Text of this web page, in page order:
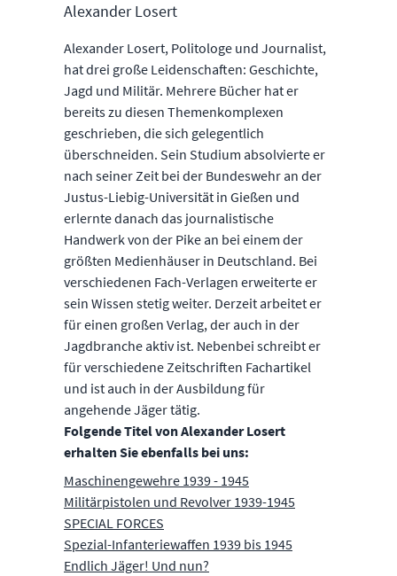
Alexander Losert
Alexander Losert, Politologe und Journalist,
hat drei große Leidenschaften: Geschichte,
Jagd und Militär. Mehrere Bücher hat er
bereits zu diesen Themenkomplexen
geschrieben, die sich gelegentlich
überschneiden. Sein Studium absolvierte er
nach seiner Zeit bei der Bundeswehr an der
Justus-Liebig-Universität in Gießen und
erlernte danach das journalistische
Handwerk von der Pike an bei einem der
größten Medienhäuser in Deutschland. Bei
verschiedenen Fach-Verlagen erweiterte er
sein Wissen stetig weiter. Derzeit arbeitet er
für einen großen Verlag, der auch in der
Jagdbranche aktiv ist. Nebenbei schreibt er
für verschiedene Zeitschriften Fachartikel
und ist auch in der Ausbildung für
angehende Jäger tätig.
Folgende Titel von Alexander Losert
erhalten Sie ebenfalls bei uns:
Maschinengewehre 1939 - 1945
Militärpistolen und Revolver 1939-1945
SPECIAL FORCES
Spezial-Infanteriewaffen 1939 bis 1945
Endlich Jäger! Und nun?